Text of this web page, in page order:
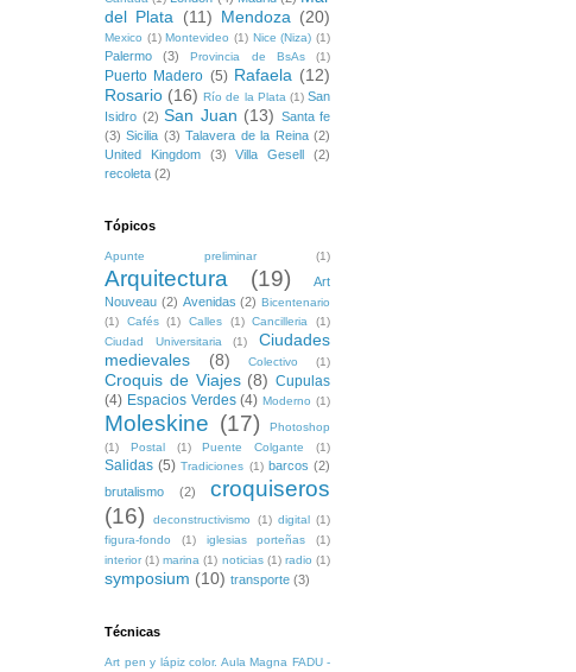
del Plata (11) Mendoza (20)
Mexico (1) Montevideo (1) Nice (Niza) (1)
Palermo (3) Provincia de BsAs (1)
Puerto Madero (5) Rafaela (12)
Rosario (16) Río de la Plata (1) San
Isidro (2) San Juan (13) Santa fe
(3) Sicilia (3) Talavera de la Reina (2)
United Kingdom
(3) Villa Gesell
(2)
recoleta (2)
Tópicos
Apunte preliminar (1)
Arquitectura (19)
Art
Nouveau (2) Avenidas (2) Bicentenario
(1)
Cafés (1) Calles (1) Cancilleria
(1)
Ciudad Universitaria
(1)
Ciudades
medievales
(8) Colectivo (1)
Croquis de Viajes (8) Cupulas
(4) Espacios Verdes (4) Moderno (1)
Moleskine (17)
Photoshop
(1)
Postal (1) Puente Colgante (1)
Salidas (5) Tradiciones (1) barcos (2)
brutalismo
(2)
croquiseros
(16)
deconstructivismo (1) digital
(1)
figura-fondo
(1) iglesias porteñas
(1)
interior (1) marina (1) noticias (1) radio (1)
symposium (10) transporte (3)
Técnicas
Art pen y lápiz color. Aula Magna FADU -